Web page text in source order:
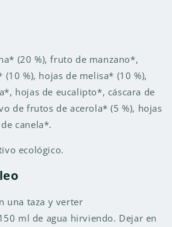
(20 %), fruto de manzano*,
%), hojas de melisa* (10 %),
hojas de eucalipto*, cáscara de
de frutos de acerola* (5 %), hojas
canela*.
ecológico.
una taza y verter
ml de agua hirviendo. Dejar en